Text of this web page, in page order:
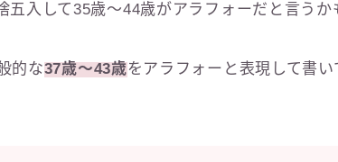
五入して35歳～44歳がアラフォーだと言うか
的な37歳～43歳をアラフォーと表現して書い